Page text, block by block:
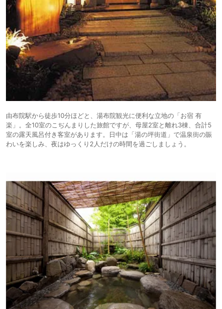
由布院駅から徒歩10分ほどと、湯布院観光に便利な立地の「お宿 有
楽」。全10室のこぢんまりした旅館ですが、母屋2室と離れ3棟、合計5
室の露天風呂付き客室があります。日中は「湯の坪街道」で温泉街の賑
わいを楽しみ、夜はゆっくり2人だけの時間を過ごしましょう。